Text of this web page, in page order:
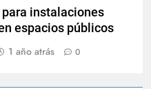
instalaciones
espacios públicos
1 año atrás 0